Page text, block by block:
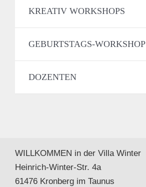
KREATIV WORKSHOPS
GEBURTSTAGS-WORKSHOP
DOZENTEN
WILLKOMMEN in der Villa Winter
Heinrich-Winter-Str. 4a
61476 Kronberg im Taunus